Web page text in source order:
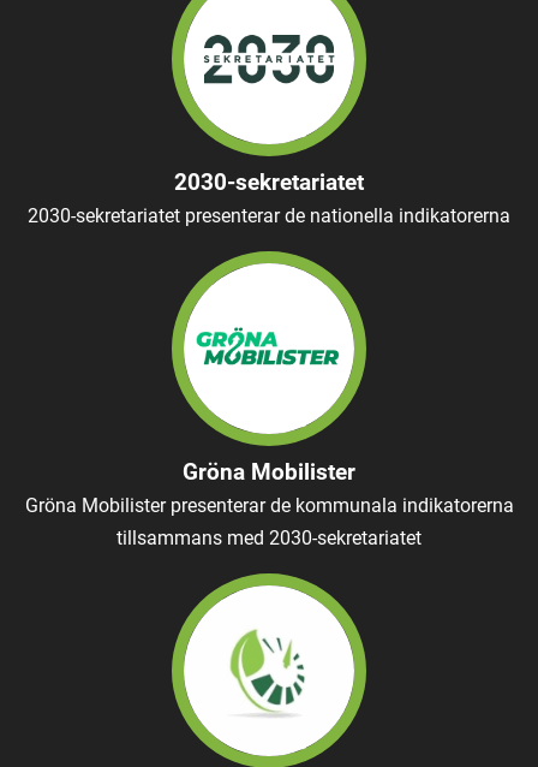
2030-sekretariatet
2030-sekretariatet presenterar de nationella indikatorerna
Gröna Mobilister
Gröna Mobilister presenterar de kommunala indikatorerna
tillsammans med 2030-sekretariatet